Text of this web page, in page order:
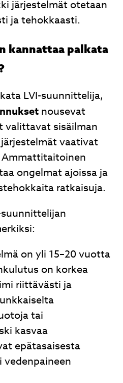
järjestelmät otetaan
ja tehokkaasti.
kannattaa palkata
LVI-suunnittelija,
nousevat
valittavat sisäilman
vaativat
ongelmat ajoissa ja
ratkaisuja.
suunnittelijan
on yli 15–20 vuotta
on korkea
riittävästi ja
tai
kasvaa
epätasaisesta